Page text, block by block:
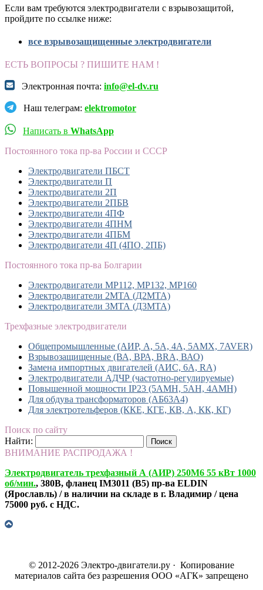
Если вам требуются электродвигатели с взрывозащитой,
пройдите по ссылке ниже:
все взрывозащищенные электродвигатели
ЕСТЬ ВОПРОСЫ ? ПИШИТЕ НАМ !
Электронная почта: info@el-dv.ru
Наш телеграм: elektromotor
Написать в WhatsApp
Постоянного тока пр-ва России и СССР
Электродвигатели ПБСТ
Электродвигатели П
Электродвигатели 2П
Электродвигатели 2ПБВ
Электродвигатели 4ПФ
Электродвигатели 4ПНМ
Электродвигатели 4ПБМ
Электродвигатели 4П (4ПО, 2ПБ)
Постоянного тока пр-ва Болгарии
Электродвигатели MP112, МР132, MP160
Электродвигатели 2МТА (Д2МТА)
Электродвигатели 3МТА (Д3МТА)
Трехфазные электродвигатели
Общепромышленные (АИР, А, 5А, 4А, 5АМХ, 7AVER)
Взрывозащищенные (ВА, ВРА, BRA, ВАО)
Замена импортных двигателей (АИС, 6А, RA)
Электродвигатели АДЧР (частотно-регулируемые)
Повышенной мощности IP23 (5АМН, 5АН, 4АМН)
Для обдува трансформаторов (АБ63А4)
Для электротельферов (ККЕ, КГЕ, КВ, А, КК, КГ)
Поиск по сайту
Найти:
ВНИМАНИЕ РАСПРОДАЖА !
Электродвигатель трехфазный А (АИР) 250М6 55 кВт 1000
об/мин., 380В, фланец IM3011 (B5) пр-ва ELDIN
(Ярославль) / в наличии на складе в г. Владимир / цена
75000 руб. с НДС.
© 2012-2026 Электро-двигатели.ру · Копирование
материалов сайта без разрешения ООО «АГК» запрещено